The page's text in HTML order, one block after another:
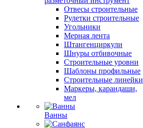
Отвесы строительные
Рулетки строительные
Угольники
Мерная лента
Штангенциркули
Шнуры отбивочные
Строительные уровни
Шаблоны профильные
Строительные линейки
Маркеры, карандаши,
мел
Ванны